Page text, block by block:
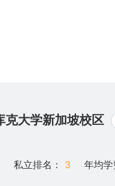
克大学新加坡校区
私立排名： 3 年均学